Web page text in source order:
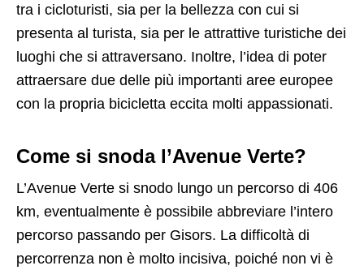
tra i cicloturisti, sia per la bellezza con cui si
presenta al turista, sia per le attrattive turistiche dei
luoghi che si attraversano. Inoltre, l’idea di poter
attraersare due delle più importanti aree europee
con la propria bicicletta eccita molti appassionati.
Come si snoda l’Avenue Verte?
L’Avenue Verte si snodo lungo un percorso di 406
km, eventualmente è possibile abbreviare l’intero
percorso passando per Gisors. La difficoltà di
percorrenza non è molto incisiva, poiché non vi è